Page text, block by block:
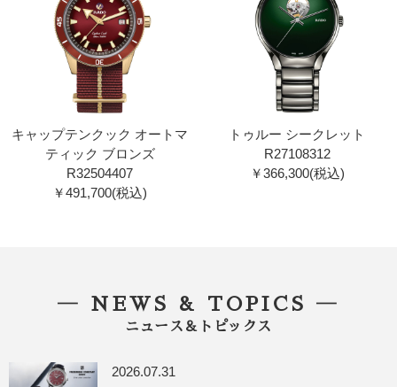
キャップテンクック オートマ
ティック ブロンズ
R32504407
￥491,700(税込)
トゥルー シークレット
R27108312
￥366,300(税込)
― NEWS & TOPICS ―
ニュース＆トピックス
2026.07.31